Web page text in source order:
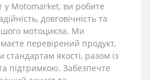
у Motomarket, ви робите
довговічність та
мотоцикла. Ми
перевірений продукт,
стандартам якості, разом із
підтримкою. Забезпечте